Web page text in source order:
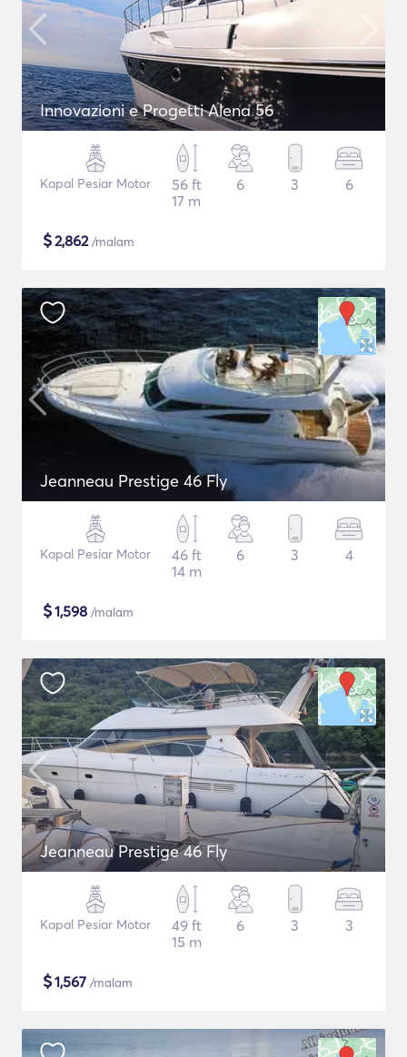
Innovazioni e Progetti Alena 56
Kapal Pesiar Motor
56 ft
17 m
6 3 6
$2,862/malam
Jeanneau Prestige 46 Fly
Kapal Pesiar Motor
46 ft
14 m
6 3 4
$1,598 /malam
Jeanneau Prestige 46 Fly
Kapal Pesiar Motor
49 ft
15 m
6 3 3
$1,567 /malam